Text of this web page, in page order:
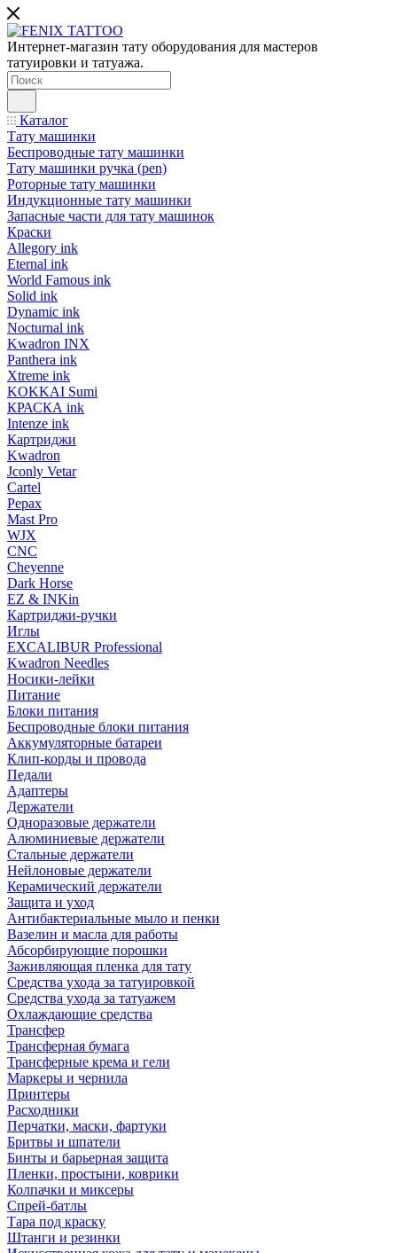
Интернет-магазин тату оборудования для мастеров
татуировки и татуажа.
Каталог
Тату машинки
Беспроводные тату машинки
Тату машинки ручка (pen)
Роторные тату машинки
Индукционные тату машинки
Запасные части для тату машинок
Краски
Allegory ink
Eternal ink
World Famous ink
Solid ink
Dynamic ink
Nocturnal ink
Kwadron INX
Panthera ink
Xtreme ink
KOKKAI Sumi
КРАСКА ink
Intenze ink
Картриджи
Kwadron
Jconly Vetar
Cartel
Pepax
Mast Pro
WJX
CNC
Cheyenne
Dark Horse
EZ & INKin
Картриджи-ручки
Иглы
EXCALIBUR Professional
Kwadron Needles
Носики-лейки
Питание
Блоки питания
Беспроводные блоки питания
Аккумуляторные батареи
Клип-корды и провода
Педали
Адаптеры
Держатели
Одноразовые держатели
Алюминиевые держатели
Стальные держатели
Нейлоновые держатели
Керамический держатели
Защита и уход
Антибактериальные мыло и пенки
Вазелин и масла для работы
Абсорбирующие порошки
Заживляющая пленка для тату
Средства ухода за татуировкой
Средства ухода за татуажем
Охлаждающие средства
Трансфер
Трансферная бумага
Трансферные крема и гели
Маркеры и чернила
Принтеры
Расходники
Перчатки, маски, фартуки
Бритвы и шпатели
Бинты и барьерная защита
Пленки, простыни, коврики
Колпачки и миксеры
Спрей-батлы
Тара под краску
Штанги и резинки